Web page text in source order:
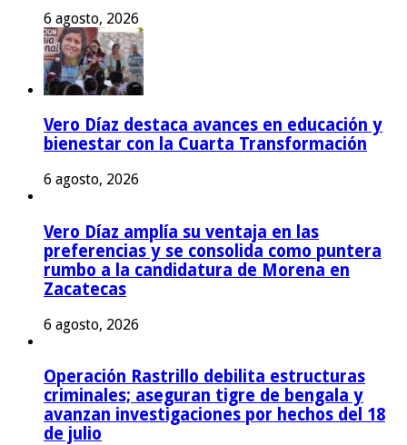
6 agosto, 2026
Vero Díaz destaca avances en educación y
bienestar con la Cuarta Transformación
6 agosto, 2026
Vero Díaz amplía su ventaja en las
preferencias y se consolida como puntera
rumbo a la candidatura de Morena en
Zacatecas
6 agosto, 2026
Operación Rastrillo debilita estructuras
criminales; aseguran tigre de bengala y
avanzan investigaciones por hechos del 18
de julio